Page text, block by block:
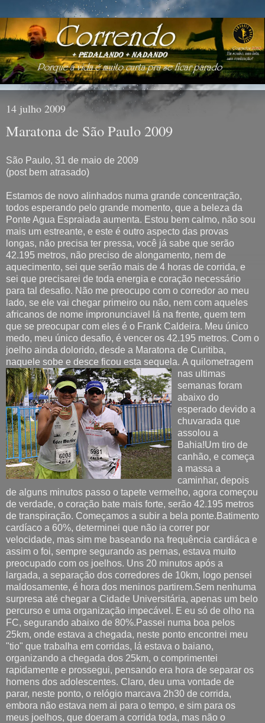
14 julho 2009
Maratona de São Paulo 2009
São Paulo, 31 de maio de 2009
(post bem atrasado)
Estamos de novo alinhados numa grande concentração,
todos esperando pelo grande momento, que a beleza da
Ponte Agua Espraiada aumenta. Estou bem calmo, não sou
mais um estreante, e este é outro aspecto das provas
longas, não precisa ter pressa, você já sabe que serão
42.195 metros, não preciso de alongamento, nem de
aquecimento, sei que serão mais de 4 horas de corrida, e
sei que precisarei de toda energia e coração necessário
para tal desafio. Não me preocupo com o corredor ao meu
lado, se ele vai chegar primeiro ou não, nem com aqueles
africanos de nome impronunciavel lá na frente, quem tem
que se preocupar com eles é o Frank Caldeira. Meu único
medo, meu único desafio, é vencer os 42.195 metros. Com o
joelho ainda dolorido, desde a Maratona de Curitiba,
naquele sobe e desce ficou esta sequela. A quilometragem
nas ultimas
semanas foram
abaixo do
esperado devido a
chuvarada que
assolou a
Bahia!Um tiro de
canhão, e começa
a massa a
caminhar, depois
de alguns minutos passo o tapete vermelho, agora começou
de verdade, o coração bate mais forte, serão 42.195 metros
de transpiração. Começamos a subir a bela ponte.Batimento
cardíaco a 60%, determinei que não ia correr por
velocidade, mas sim me baseando na frequência cardiáca e
assim o foi, sempre segurando as pernas, estava muito
preocupado com os joelhos. Uns 20 minutos após a
largada, a separação dos corredores de 10km, logo pensei
maldosamente, é hora dos meninos partirem.Sem nenhuma
surpresa até chegar a Cidade Universitária, apenas um belo
percurso e uma organização impecável. E eu só de olho na
FC, segurando abaixo de 80%.Passei numa boa pelos
25km, onde estava a chegada, neste ponto encontrei meu
"tio" que trabalha em corridas, lá estava o baiano,
organizando a chegada dos 25km, o comprimentei
rapidamente e prossegui, pensando era hora de separar os
homens dos adolescentes. Claro, deu uma vontade de
parar, neste ponto, o relógio marcava 2h30 de corrida,
embora não estava nem ai para o tempo, e sim para os
meus joelhos, que doeram a corrida toda, mas não o